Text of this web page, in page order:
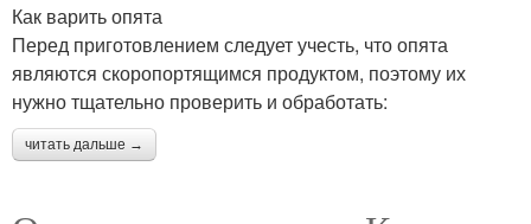
Как варить опята
Перед приготовлением следует учесть, что опята
являются скоропортящимся продуктом, поэтому их
нужно тщательно проверить и обработать:
читать дальше →